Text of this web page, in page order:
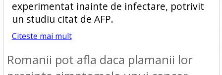
experimentat inainte de infectare, potrivit
un studiu citat de AFP.
Citeste mai mult
Romanii pot afla daca plamanii lor